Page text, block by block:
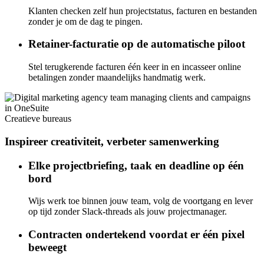
Klanten checken zelf hun projectstatus, facturen en bestanden
zonder je om de dag te pingen.
Retainer-facturatie op de automatische piloot
Stel terugkerende facturen één keer in en incasseer online
betalingen zonder maandelijks handmatig werk.
Creatieve bureaus
Inspireer creativiteit, verbeter samenwerking
Elke projectbriefing, taak en deadline op één
bord
Wijs werk toe binnen jouw team, volg de voortgang en lever
op tijd zonder Slack-threads als jouw projectmanager.
Contracten ondertekend voordat er één pixel
beweegt